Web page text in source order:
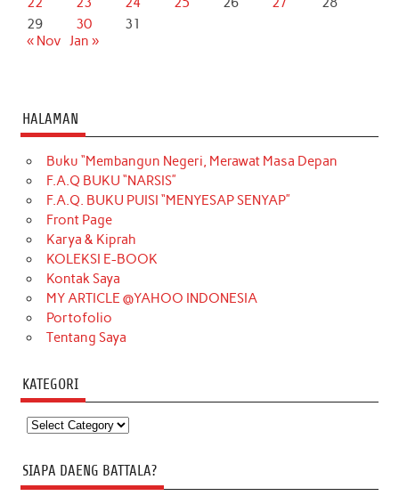
29
30
31
« Nov
Jan »
HALAMAN
Buku “Membangun Negeri, Merawat Masa Depan
F.A.Q BUKU “NARSIS”
F.A.Q. BUKU PUISI “MENYESAP SENYAP”
Front Page
Karya & Kiprah
KOLEKSI E-BOOK
Kontak Saya
MY ARTICLE @YAHOO INDONESIA
Portofolio
Tentang Saya
KATEGORI
Kategori
SIAPA DAENG BATTALA?